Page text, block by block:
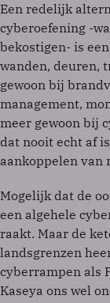
Een redelijk
cyberoefening -
bekostigen- is
wanden, deuren,
gewoon bij
management,
meer gewoon bij
dat nooit echt af
aankoppelen van
Mogelijk dat de
een algehele
raakt. Maar de
landsgrenzen
cyberrampen als
Kaseya ons wel